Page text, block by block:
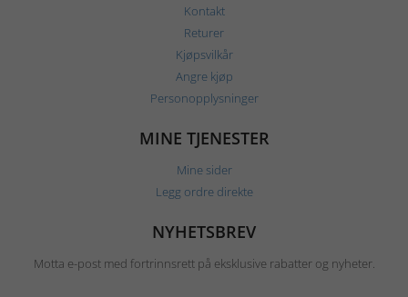
Kontakt
Returer
Kjøpsvilkår
Angre kjøp
Personopplysninger
MINE TJENESTER
Mine sider
Legg ordre direkte
NYHETSBREV
Motta e-post med fortrinnsrett på eksklusive rabatter og nyheter.